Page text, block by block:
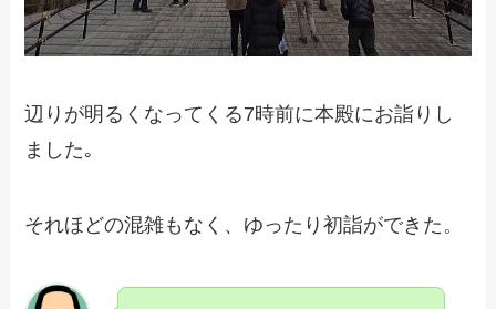
辺りが明るくなってくる7時前に本殿にお詣りし
ました｡
それほどの混雑もなく、ゆったり初詣ができた。